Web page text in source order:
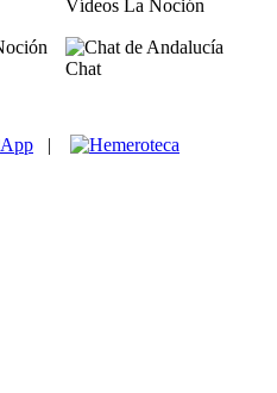
Vídeos La Noción
Chat
|